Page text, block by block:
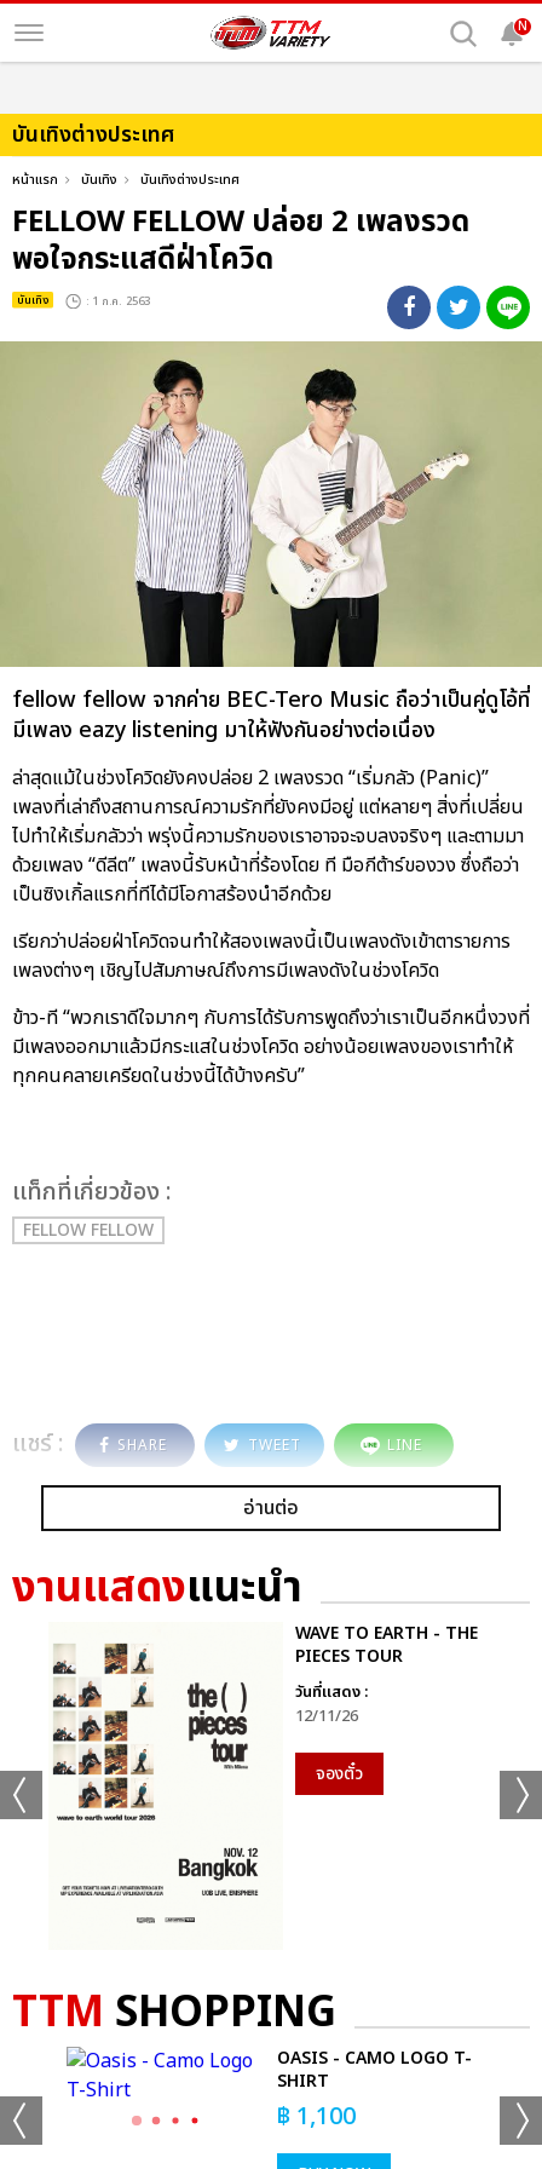
N
บันเทิงต่างประเทศ
หน้าแรก บันเทิง บันเทิงต่างประเทศ
FELLOW FELLOW ปล่อย 2 เพลงรวด
พอใจกระแสดีฝ่าโควิด
บันเทิง : 1 ก.ค. 2563
fellow fellow จากค่าย BEC-Tero Music ถือว่าเป็นคู่ดูโอ้ที่
มีเพลง eazy listening มาให้ฟังกันอย่างต่อเนื่อง
ล่าสุดแม้ในช่วงโควิดยังคงปล่อย 2 เพลงรวด “เริ่มกลัว (Panic)”
เพลงที่เล่าถึงสถานการณ์ความรักที่ยังคงมีอยู่ แต่หลายๆ สิ่งที่เปลี่ยน
ไปทำให้เริ่มกลัวว่า พรุ่งนี้ความรักของเราอาจจะจบลงจริงๆ และตามมา
ด้วยเพลง “ดีลีต” เพลงนี้รับหน้าที่ร้องโดย ที มือกีต้าร์ของวง ซึ่งถือว่า
เป็นซิงเกิ้ลแรกที่ทีได้มีโอกาสร้องนำอีกด้วย
เรียกว่าปล่อยฝ่าโควิดจนทำให้สองเพลงนี้เป็นเพลงดังเข้าตารายการ
เพลงต่างๆ เชิญไปสัมภาษณ์ถึงการมีเพลงดังในช่วงโควิด
ข้าว-ที “พวกเราดีใจมากๆ กับการได้รับการพูดถึงว่าเราเป็นอีกหนึ่งวงที่
มีเพลงออกมาแล้วมีกระแสในช่วงโควิด อย่างน้อยเพลงของเราทำให้
ทุกคนคลายเครียดในช่วงนี้ได้บ้างครับ”
เเท็กที่เกี่ยวข้อง :
FELLOW FELLOW
แชร์ : SHARE TWEET LINE
อ่านต่อ
งานแสดงแนะนำ
WAVE TO EARTH - THE
PIECES TOUR
วันที่แสดง :
12/11/26
จองตั๋ว
TTM SHOPPING
OASIS - CAMO LOGO T-
SHIRT
฿ 1,100